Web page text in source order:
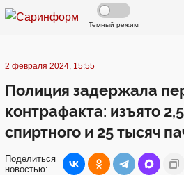
Темный режим
2 февраля 2024, 15:55
Полиция задержала
контрафакта: изъято
спиртного и 25 тысяч
Поделиться
новостью: